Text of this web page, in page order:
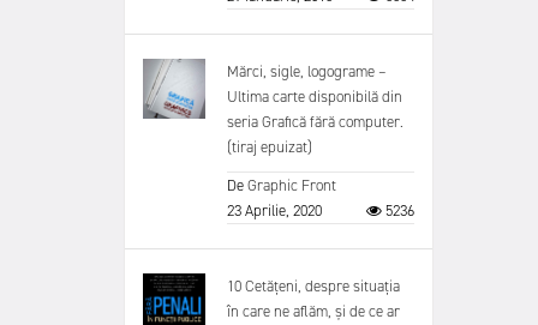
Mărci, sigle, logograme –
Ultima carte disponibilă din
seria Grafică fără computer.
(tiraj epuizat)
DeGraphic Front
23 Aprilie, 2020
5236
10 Cetățeni, despre situația
în care ne aflăm, și de ce ar